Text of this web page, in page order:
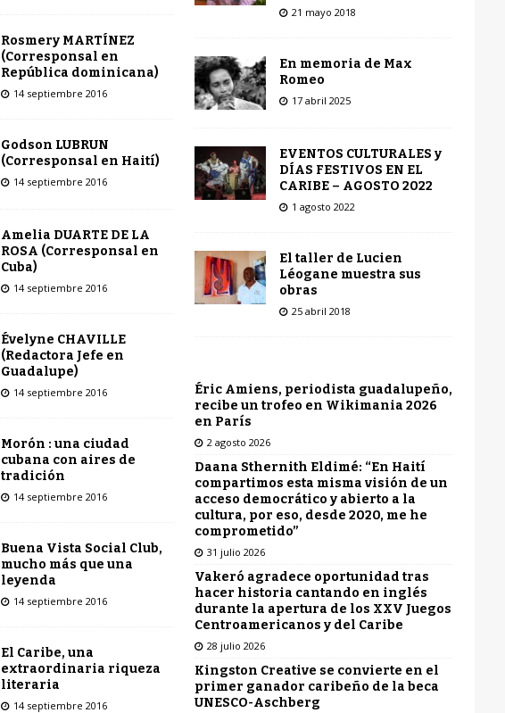
Rosmery MARTÍNEZ
(Corresponsal en
República dominicana)
14 septiembre 2016
Godson LUBRUN
(Corresponsal en Haití)
14 septiembre 2016
Amelia DUARTE DE LA
ROSA (Corresponsal en
Cuba)
14 septiembre 2016
Évelyne CHAVILLE
(Redactora Jefe en
Guadalupe)
14 septiembre 2016
Morón : una ciudad
cubana con aires de
tradición
14 septiembre 2016
Buena Vista Social Club,
mucho más que una
leyenda
14 septiembre 2016
El Caribe, una
extraordinaria riqueza
literaria
14 septiembre 2016
21 mayo 2018
En memoria de Max
Romeo
17 abril 2025
EVENTOS CULTURALES y
DÍAS FESTIVOS EN EL
CARIBE – AGOSTO 2022
1 agosto 2022
El taller de Lucien
Léogane muestra sus
obras
25 abril 2018
Éric Amiens, periodista guadalupeño,
recibe un trofeo en Wikimania 2026
en París
2 agosto 2026
Daana Sthernith Eldimé: “En Haití
compartimos esta misma visión de un
acceso democrático y abierto a la
cultura, por eso, desde 2020, me he
comprometido”
31 julio 2026
Vakeró agradece oportunidad tras
hacer historia cantando en inglés
durante la apertura de los XXV Juegos
Centroamericanos y del Caribe
28 julio 2026
Kingston Creative se convierte en el
primer ganador caribeño de la beca
UNESCO-Aschberg